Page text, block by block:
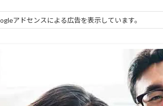
アドセンスによる広告を表示しています。